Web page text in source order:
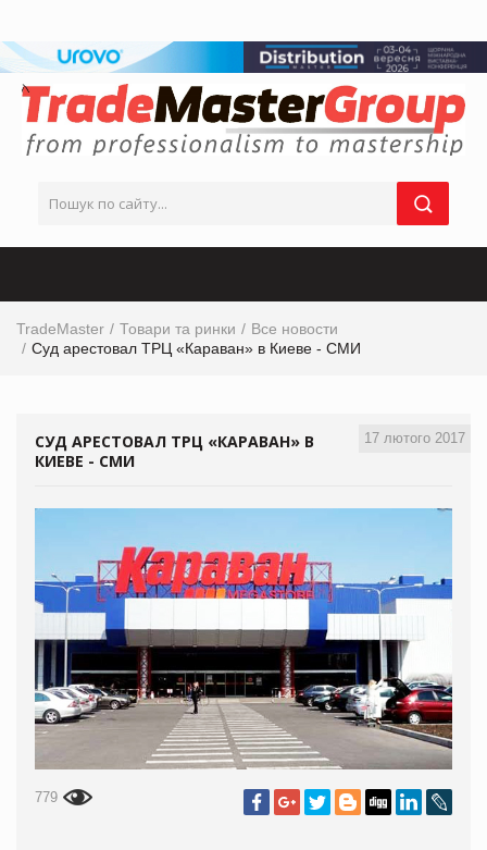
TradeMaster Товари та ринки
Все новости
Суд арестовал ТРЦ «Караван» в Киеве - СМИ
17 лютого 2017
СУД АРЕСТОВАЛ ТРЦ «КАРАВАН» В
КИЕВЕ - СМИ
779